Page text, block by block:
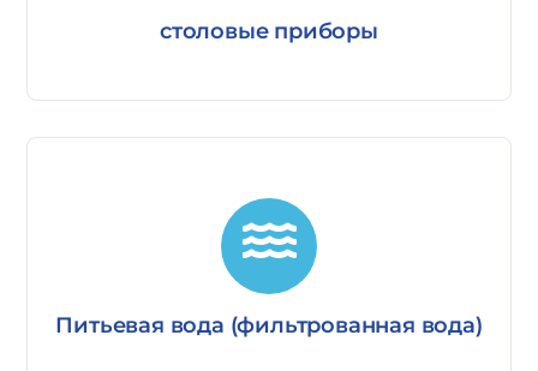
столовые приборы
Питьевая вода (фильтрованная вода)